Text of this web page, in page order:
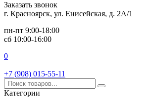
Заказать звонок
г. Красноярск, ул. Енисейская, д. 2А/1
пн-пт 9:00-18:00
сб 10:00-16:00
0
+7 (908) 015-55-11
Категории